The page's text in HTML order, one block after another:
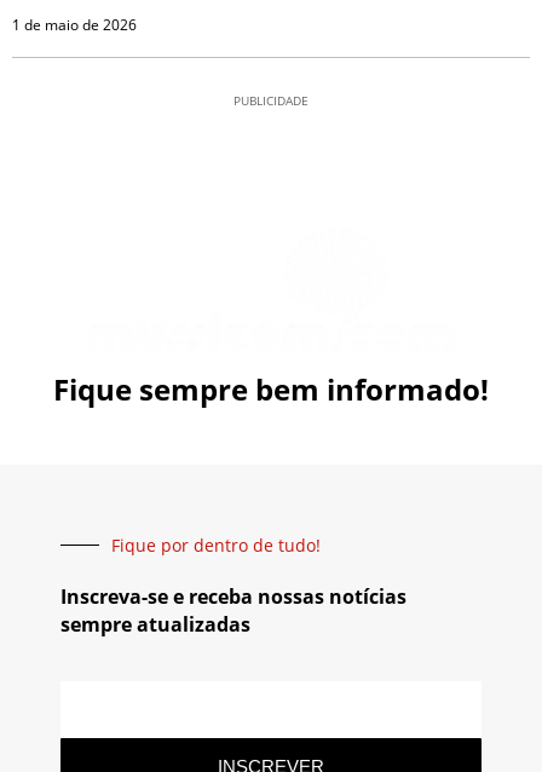
1 de maio de 2026
PUBLICIDADE
Fique sempre bem informado!
Fique por dentro de tudo!
Inscreva-se e receba nossas notícias
sempre atualizadas
INSCREVER